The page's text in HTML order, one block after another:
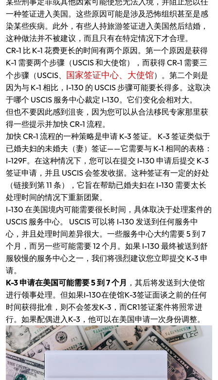
一种签证进入美国。这些原因可能是涉及恐怖组织甚至是感
染某些疾病。此外，有些人持旅游签证进入美国然后结婚，
这种做法并不被建议，而且只有在特定情况下才合理。
CR-1 比 K-1 花费更长的时间有两个原因。第一个原因是获得
K-1 需要两个步骤（USCIS 和大使馆），而获得 CR-1 需要三
个步骤（USCIS、 国家签证中心、大使馆）。第二个则是
因为与 K-1 相比，I-130 的 USCIS 步骤可能要长得多。这取决
于哪个 USCIS 服务中心裁定 I-130。它们变化会相对大。
但也不要因此感到沮丧，因为您可以从合法移民专家那里获
得一些提示并加快 CR-1 流程。
加快 CR-1 流程的一种策略是申请 K-3 签证。 K-3 签证类似于
已婚夫妇的未婚夫（妻）签证——它需要与 K-1 相同的表格：
I-129F。在这种情况下，您可以在提交 I-130 申请后提交 K-3
签证申请，并且 USCIS 会签发收据。这种签证有一定的好处
（链接到第 11 条），它旨在帮助已婚夫妇在 I-130 需要太长
处理时间的情况下重新团聚。
I-130 在美国境内可能需要很长时间，具体取决于处理案件的
USCIS 服务中心。 USCIS 可以将 I-130 发送到任何服务中
心，并且处理时间差异很大。一些服务中心大约需要 5 到 7
个月，而另一些可能需要 12 个月。如果 I-130 最终被送到舒
服较慢的服务中心之一，我们将强烈建议您立即提交 K-3 申
请。
K-3 申请在美国可能需要 5 到 7 个月 ，其后将发送到大使馆
进行领事处理。但如果I-130在使馆K-3签证面谈之前的任何
时间获得批准，则不会签发K-3，而CR1签证案件将照常进
行。如果配偶进入K-3，他可以在美国申请一次身份调整。